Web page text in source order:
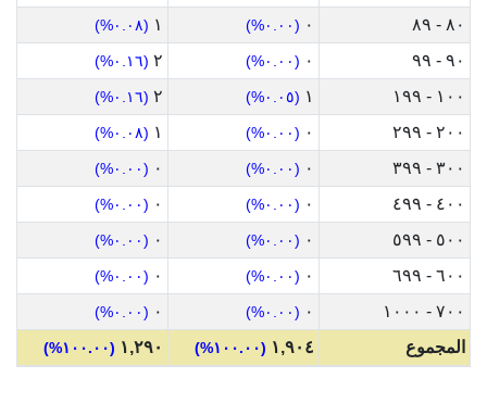
٨٠ - ٨٩ ٠ (٠.٠٠%) ١ (٠.٠٨%)
٩٠ - ٩٩ ٠ (٠.٠٠%) ٢ (٠.١٦%)
١٠٠ - ١٩٩ ١ (٠.٠٥%) ٢ (٠.١٦%)
٢٠٠ - ٢٩٩ ٠ (٠.٠٠%) ١ (٠.٠٨%)
٣٠٠ - ٣٩٩ ٠ (٠.٠٠%) ٠ (٠.٠٠%)
٤٠٠ - ٤٩٩ ٠ (٠.٠٠%) ٠ (٠.٠٠%)
٥٠٠ - ٥٩٩ ٠ (٠.٠٠%) ٠ (٠.٠٠%)
٦٠٠ - ٦٩٩ ٠ (٠.٠٠%) ٠ (٠.٠٠%)
٧٠٠ - ١٠٠٠ ٠ (٠.٠٠%) ٠ (٠.٠٠%)
المجموع ١,٩٠٤ (١٠٠.٠٠%) ١,٢٩٠ (١٠٠.٠٠%)